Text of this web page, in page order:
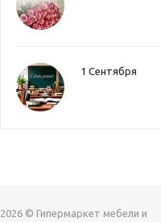
1 Сентября
2026 © Гипермаркет мебели и